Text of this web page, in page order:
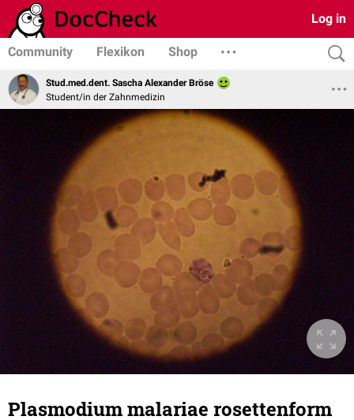
Log in
Community Flexikon Shop
Stud.med.dent. Sascha Alexander Bröse
Student/in der Zahnmedizin
Plasmodium malariae rosettenform